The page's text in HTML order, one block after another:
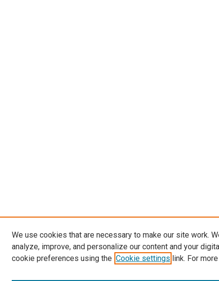
We use cookies that are necessary to make our site work.
analyze, improve, and personalize our content and your
cookie preferences using the Cookie settings link. For